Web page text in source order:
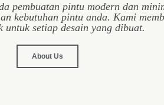
pembuatan pintu modern dan
kebutuhan pintu anda. Kami
untuk setiap desain yang dibuat.
About Us